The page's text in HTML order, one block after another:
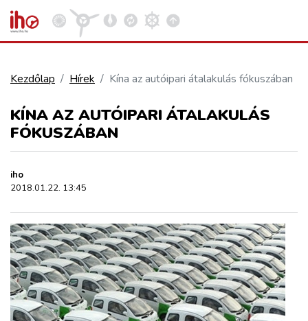
VASÚT
REPÜLÉS
KÖZLEKEDÉSFEJLESZTÉS
ELLÁTÁSI LÁNC
ZÖLDÚT
Kezdőlap Hírek Kína az autóipari átalakulás fókuszában
KÍNA AZ AUTÓIPARI ÁTALAKULÁS
FÓKUSZÁBAN
iho
2018.01.22. 13:45